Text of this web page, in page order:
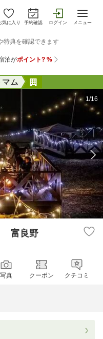
気に入り 予約確認 ログイン メニュー
ム
1/16
富良野
写真 クーポン クチコミ